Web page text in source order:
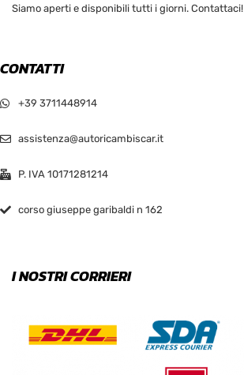
Siamo aperti e disponibili tutti i giorni. Contattaci!
CONTATTI
+39 3711448914
assistenza@autoricambiscar.it
P. IVA 10171281214
corso giuseppe garibaldi n 162
I NOSTRI CORRIERI